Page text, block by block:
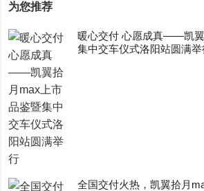
为您推荐
暖心交付 心愿成真——凯
集中交车仪式洛阳站圆满举
全国交付火热，凯翼拾月